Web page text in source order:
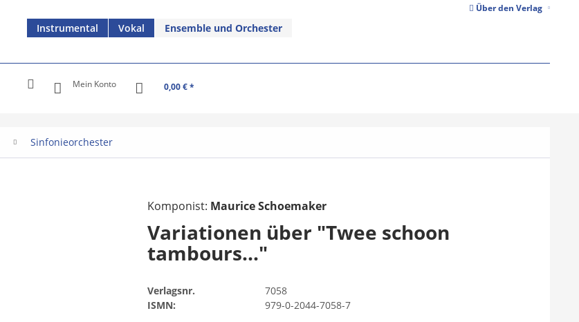
Über den Verlag
Instrumental Vokal Ensemble und Orchester
Mein Konto 0,00 € *
Sinfonieorchester
Komponist: Maurice Schoemaker
Variationen über "Twee schoon
tambours..."
Verlagsnr.
7058
ISMN:
979-0-2044-7058-7